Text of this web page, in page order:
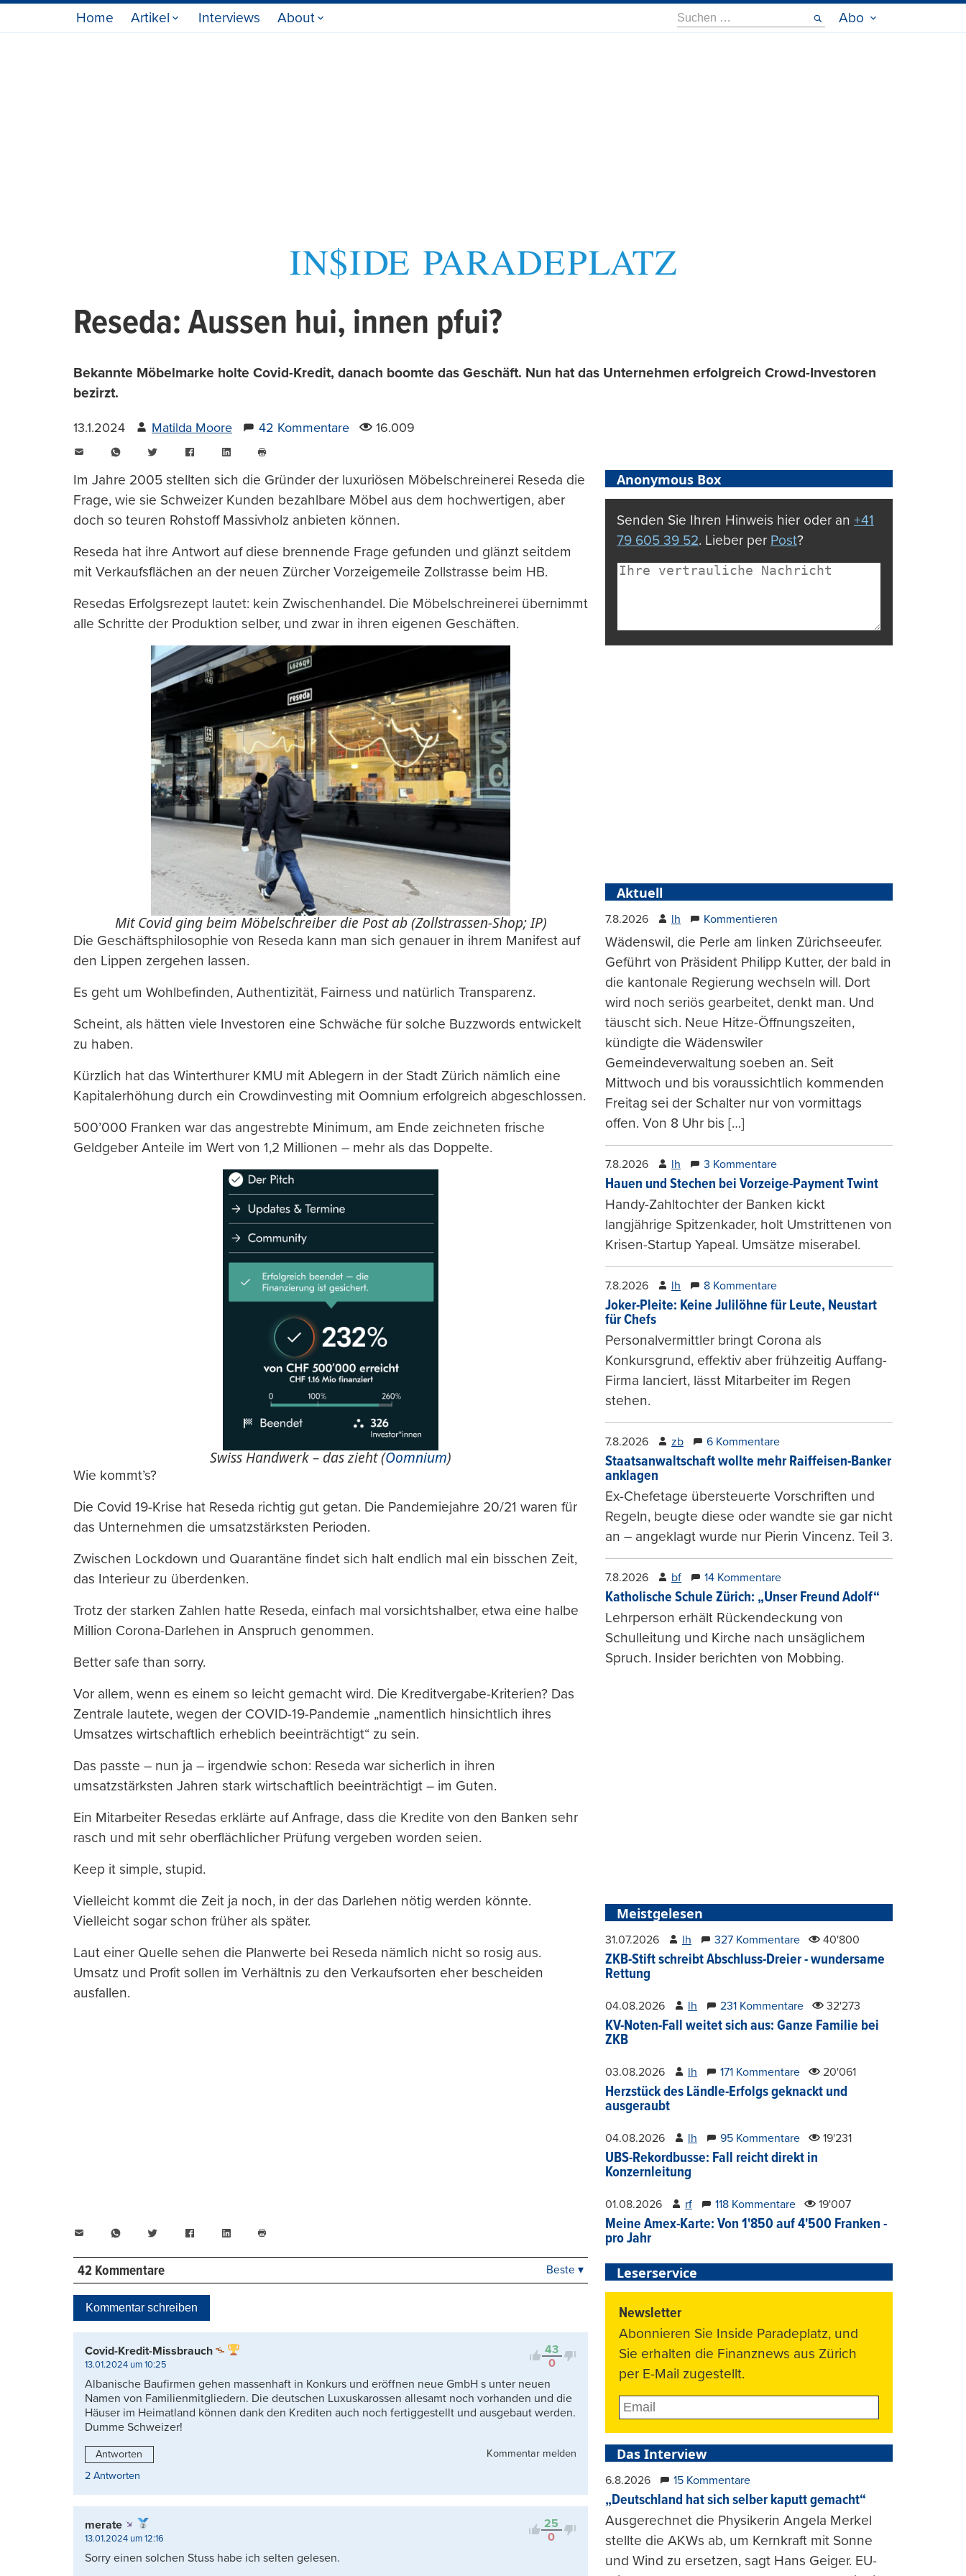
Home Artikel Interviews About
Suche
nach:
Abo
Reseda: Aussen hui, innen pfui?
Bekannte Möbelmarke holte Covid-Kredit, danach boomte das Geschäft. Nun hat das Unternehmen erfolgreich Crowd-Investoren
bezirzt.
13.1.2024 Matilda Moore 42 Kommentare 16.009
WhatsAppTwitter FacebookLinkedIn
drucken
Im Jahre 2005 stellten sich die Gründer der luxuriösen Möbelschreinerei Reseda die
Frage, wie sie Schweizer Kunden bezahlbare Möbel aus dem hochwertigen, aber
doch so teuren Rohstoff Massivholz anbieten können.
Reseda hat ihre Antwort auf diese brennende Frage gefunden und glänzt seitdem
mit Verkaufsflächen an der neuen Zürcher Vorzeigemeile Zollstrasse beim HB.
Resedas Erfolgsrezept lautet: kein Zwischenhandel. Die Möbelschreinerei übernimmt
alle Schritte der Produktion selber, und zwar in ihren eigenen Geschäften.
Mit Covid ging beim Möbelschreiber die Post ab (Zollstrassen-Shop; IP)
Die Geschäftsphilosophie von Reseda kann man sich genauer in ihrem Manifest auf
den Lippen zergehen lassen.
Es geht um Wohlbefinden, Authentizität, Fairness und natürlich Transparenz.
Scheint, als hätten viele Investoren eine Schwäche für solche Buzzwords entwickelt
zu haben.
Kürzlich hat das Winterthurer KMU mit Ablegern in der Stadt Zürich nämlich eine
Kapitalerhöhung durch ein Crowdinvesting mit Oomnium erfolgreich abgeschlossen.
500’000 Franken war das angestrebte Minimum, am Ende zeichneten frische
Geldgeber Anteile im Wert von 1,2 Millionen – mehr als das Doppelte.
Swiss Handwerk – das zieht (Oomnium)
Wie kommt’s?
Die Covid 19-Krise hat Reseda richtig gut getan. Die Pandemiejahre 20/21 waren für
das Unternehmen die umsatzstärksten Perioden.
Zwischen Lockdown und Quarantäne findet sich halt endlich mal ein bisschen Zeit,
das Interieur zu überdenken.
Trotz der starken Zahlen hatte Reseda, einfach mal vorsichtshalber, etwa eine halbe
Million Corona-Darlehen in Anspruch genommen.
Better safe than sorry.
Vor allem, wenn es einem so leicht gemacht wird. Die Kreditvergabe-Kriterien? Das
Zentrale lautete, wegen der COVID-19-Pandemie „namentlich hinsichtlich ihres
Umsatzes wirtschaftlich erheblich beeinträchtigt“ zu sein.
Das passte – nun ja – irgendwie schon: Reseda war sicherlich in ihren
umsatzstärksten Jahren stark wirtschaftlich beeinträchtigt – im Guten.
Ein Mitarbeiter Resedas erklärte auf Anfrage, dass die Kredite von den Banken sehr
rasch und mit sehr oberflächlicher Prüfung vergeben worden seien.
Keep it simple, stupid.
Vielleicht kommt die Zeit ja noch, in der das Darlehen nötig werden könnte.
Vielleicht sogar schon früher als später.
Laut einer Quelle sehen die Planwerte bei Reseda nämlich nicht so rosig aus.
Umsatz und Profit sollen im Verhältnis zu den Verkaufsorten eher bescheiden
ausfallen.
WhatsAppTwitter FacebookLinkedIn
drucken
42 Kommentare
Kontrovers
Beste ▾
Kommentar schreiben
43
0
Covid-Kredit-Missbrauch
13.01.2024 um 10:25
Albanische Baufirmen gehen massenhaft in Konkurs und eröffnen neue GmbH s unter neuen
Namen von Familienmitgliedern. Die deutschen Luxuskarossen allesamt noch vorhanden und die
Häuser im Heimatland können dank den Krediten auch noch fertiggestellt und ausgebaut werden.
Dumme Schweizer!
Antworten
Kommentar melden
2 Antworten
25
0
merate
13.01.2024 um 12:16
Sorry einen solchen Stuss habe ich selten gelesen.
Anonymous Box
Senden Sie Ihren Hinweis hier oder an +41
79 605 39 52. Lieber per Post?
Aktuell
7.8.2026 lh Kommentieren
Wädenswil, die Perle am linken Zürichseeufer.
Geführt von Präsident Philipp Kutter, der bald in
die kantonale Regierung wechseln will. Dort
wird noch seriös gearbeitet, denkt man. Und
täuscht sich. Neue Hitze-Öffnungszeiten,
kündigte die Wädenswiler
Gemeindeverwaltung soeben an. Seit
Mittwoch und bis voraussichtlich kommenden
Freitag sei der Schalter nur von vormittags
offen. Von 8 Uhr bis […]
7.8.2026 lh 3 Kommentare
Hauen und Stechen bei Vorzeige-Payment Twint
Handy-Zahltochter der Banken kickt
langjährige Spitzenkader, holt Umstrittenen von
Krisen-Startup Yapeal. Umsätze miserabel.
7.8.2026 lh 8 Kommentare
Joker-Pleite: Keine Julilöhne für Leute, Neustart
für Chefs
Personalvermittler bringt Corona als
Konkursgrund, effektiv aber frühzeitig Auffang-
Firma lanciert, lässt Mitarbeiter im Regen
stehen.
7.8.2026 zb 6 Kommentare
Staatsanwaltschaft wollte mehr Raiffeisen-Banker
anklagen
Ex-Chefetage übersteuerte Vorschriften und
Regeln, beugte diese oder wandte sie gar nicht
an – angeklagt wurde nur Pierin Vincenz. Teil 3.
7.8.2026 bf 14 Kommentare
Katholische Schule Zürich: „Unser Freund Adolf“
Lehrperson erhält Rückendeckung von
Schulleitung und Kirche nach unsäglichem
Spruch. Insider berichten von Mobbing.
Meistgelesen
31.07.2026 lh 327 Kommentare 40'800
ZKB-Stift schreibt Abschluss-Dreier - wundersame
Rettung
04.08.2026 lh 231 Kommentare 32'273
KV-Noten-Fall weitet sich aus: Ganze Familie bei
ZKB
03.08.2026 lh 171 Kommentare 20'061
Herzstück des Ländle-Erfolgs geknackt und
ausgeraubt
04.08.2026 lh 95 Kommentare 19'231
UBS-Rekordbusse: Fall reicht direkt in
Konzernleitung
01.08.2026 rf 118 Kommentare 19'007
Meine Amex-Karte: Von 1'850 auf 4'500 Franken -
pro Jahr
Leserservice
Newsletter
Abonnieren Sie Inside Paradeplatz, und
Sie erhalten die Finanznews aus Zürich
per E-Mail zugestellt.
Das Interview
6.8.2026 15 Kommentare
„Deutschland hat sich selber kaputt gemacht“
Ausgerechnet die Physikerin Angela Merkel
stellte die AKWs ab, um Kernkraft mit Sonne
und Wind zu ersetzen, sagt Hans Geiger. EU-